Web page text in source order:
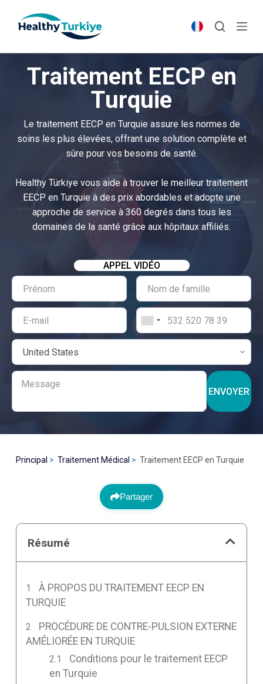
p
Traitement EECP en
Turquie
Le traitement EECP en Turquie assure les normes de
soins les plus élevées, offrant une solution complète et
sûre pour vos besoins de santé.
Healthy Türkiye vous aide à trouver le meilleur traitement
EECP en Turquie à des prix abordables et adopte une
approche de service à 360 degrés dans tous les
domaines de la santé grâce aux hôpitaux affiliés.
APPEL VIDÉO
ENVOYER
Principal Traitement Médical Traitement EECP en Turquie
Partager
Résumé
À PROPOS DU TRAITEMENT EECP EN
TURQUIE
PROCÉDURE DE CONTRE-PULSION EXTERNE
AMÉLIORÉE EN TURQUIE
Conditions pour le traitement EECP
en Turquie